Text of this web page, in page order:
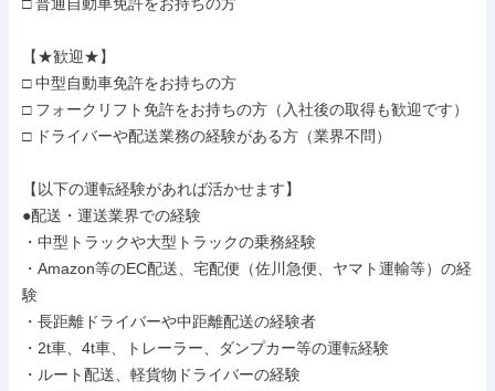
【★歓迎★】
□ 中型自動車免許をお持ちの方
□ フォークリフト免許をお持ちの方（入社後の取得も歓迎です）
□ ドライバーや配送業務の経験がある方（業界不問）
【以下の運転経験があれば活かせます】
●配送・運送業界での経験
・中型トラックや大型トラックの乗務経験
・Amazon等のEC配送、宅配便（佐川急便、ヤマト運輸等）の経
験
・長距離ドライバーや中距離配送の経験者
・2t車、4t車、トレーラー、ダンプカー等の運転経験
・ルート配送、軽貨物ドライバーの経験